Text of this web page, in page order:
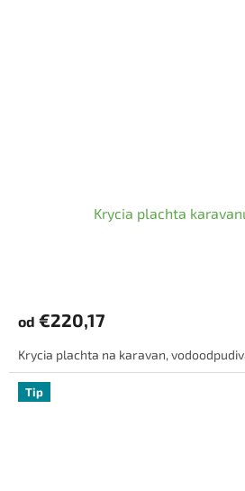
Krycia plachta
je
z
5
hviezdičiek.
od €220,17
Krycia plachta na karavan,
Tip